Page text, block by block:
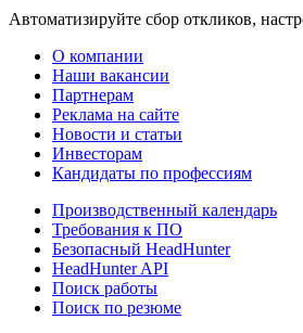
Автоматизируйте сбор откликов,
О компании
Наши вакансии
Партнерам
Реклама на сайте
Новости и статьи
Инвесторам
Кандидаты по профессиям
Производственный календарь
Требования к ПО
Безопасный HeadHunter
HeadHunter API
Поиск работы
Поиск по резюме